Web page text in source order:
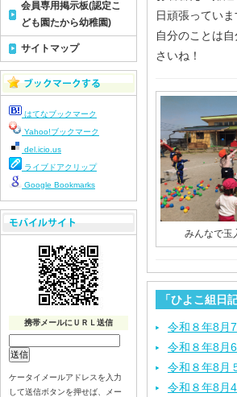
日頑張ってい
自分のことは
さいね！
みんなで玉
「ひよこ組日
令和８年8月7
令和８年8月6
令和８年8月
令和８年8月4
会員専用掲示板(認定こ
ども園たから幼稚園)
サイトマップ
はてなブックマーク
Yahoo!ブックマーク
del.icio.us
ライブドアクリップ
Google Bookmarks
携帯メールにＵＲＬ送信
ケータイメールアドレスを入力
して送信ボタンを押せば、メー